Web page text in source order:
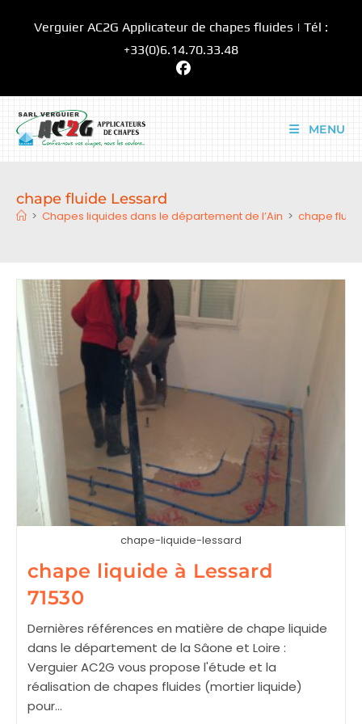
Verguier AC2G Applicateur de chapes fluides | Tél :
+33(0)6.14.70.33.48
MENU
chape fluide Lessard
> Chapes liquides dans le département de l’Ain > chape
chape-liquide-lessard
chape liquide à Lessard
71530
Dernières références en matière de chape liquide
dans le département de la Sâone et Loire :
Verguier AC2G vous propose l'étude et la
réalisation de chapes fluides (mortier liquide)
pour…